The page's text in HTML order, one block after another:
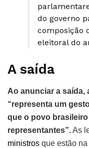
do governo
composição
eleitoral do
A saída
Ao anunciar a saída,
“representa um
que o povo
representantes”.As
ministros que estão